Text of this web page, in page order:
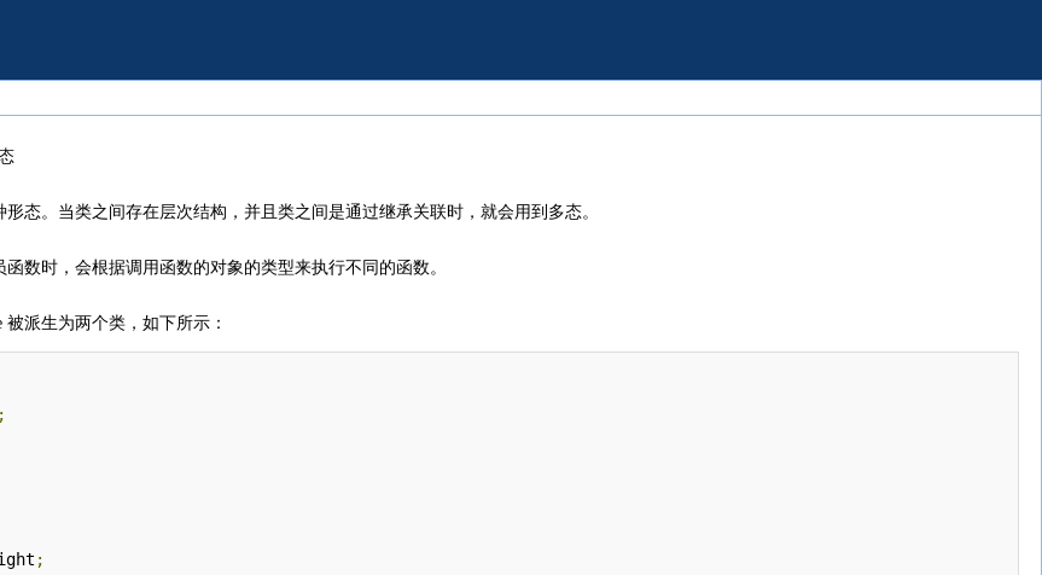
态。当类之间存在层次结构，并且类之间是通过继承关联时，就会用到多态。
数时，会根据调用函数的对象的类型来执行不同的函数。
被派生为两个类，如下所示：
;
;